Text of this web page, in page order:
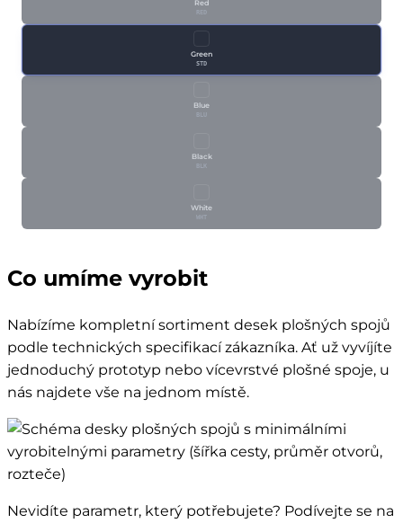
Red
RED
Green
STD
Blue
BLU
Black
BLK
White
WHT
Co umíme vyrobit
Nabízíme kompletní sortiment desek plošných spojů
podle technických specifikací zákazníka. Ať už vyvíjíte
jednoduchý prototyp nebo vícevrstvé plošné spoje, u
nás najdete vše na jednom místě.
Nevidíte parametr, který potřebujete? Podívejte se na